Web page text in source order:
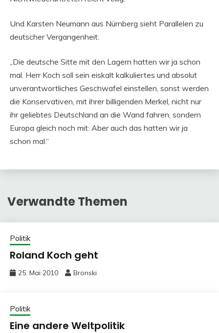
Und Karsten Neumann aus Nürnberg sieht Parallelen zu
deutscher Vergangenheit:
„Die deutsche Sitte mit den Lagern hatten wir ja schon
mal. Herr Koch soll sein eiskalt kalkuliertes und absolut
unverantwortliches Geschwafel einstellen, sonst werden
die Konservativen, mit ihrer billigenden Merkel, nicht nur
ihr geliebtes Deutschland an die Wand fahren, sondern
Europa gleich noch mit: Aber auch das hatten wir ja
schon mal.“
Verwandte Themen
Politik
Roland Koch geht
25. Mai 2010 Bronski
Politik
Eine andere Weltpolitik